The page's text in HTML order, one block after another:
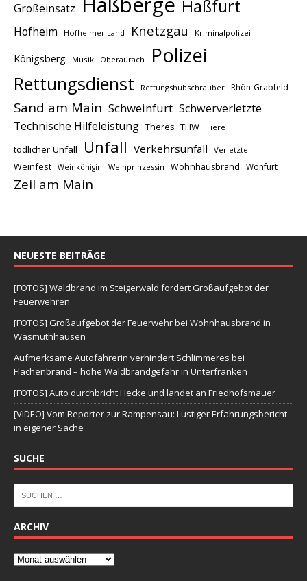
Großeinsatz Haßfurt
Hofheim Hofheimer Land Knetzgau Kriminalpolizei
Königsberg Musik Oberaurach Polizei
Rettungsdienst Rettungshubschrauber Rhön-Grabfeld
Sand am Main Schweinfurt Schwerverletzte
Technische Hilfeleistung Theres THW Tiere
tödlicher Unfall Unfall Verkehrsunfall Verletzte
Weinfest Weinkönigin Weinprinzessin Wohnhausbrand Wonfurt
Zeil am Main
NEUESTE BEITRÄGE
[FOTOS] Waldbrand im Steigerwald fordert Großaufgebot der
Feuerwehren
[FOTOS] Großaufgebot der Feuerwehr bei Wohnhausbrand in
Wasmuthhausen
Aufmerksame Autofahrerin verhindert Schlimmeres bei
Flächenbrand – hohe Waldbrandgefahr in Unterfranken
[FOTOS] Auto durchbricht Hecke und landet an Friedhofsmauer
[VIDEO] Vom Reporter zur Rampensau: Lustiger Erfahrungsbericht
in eigener Sache
SUCHE
ARCHIV